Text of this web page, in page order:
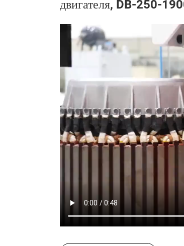
двигателя, DB-250-